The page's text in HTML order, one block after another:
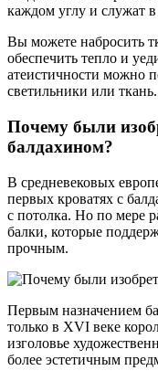
каждом углу и служат
Вы можете набросить
обеспечить тепло и
атеистичности можно
светильники или ткань.
Почему были
балдахином?
В средневековых
первых кроватях с
с потолка. Но по мере
балки, которые
прочным.
Первым назначением
только в XVI веке
изголовье
более эстетичным